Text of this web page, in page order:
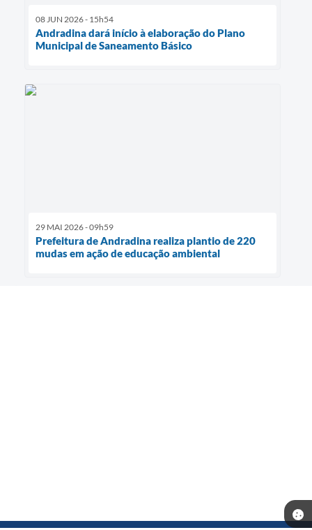
08 JUN 2026 - 15h54
Andradina dará início à elaboração do Plano
Municipal de Saneamento Básico
29 MAI 2026 - 09h59
Prefeitura de Andradina realiza plantio de 220
mudas em ação de educação ambiental